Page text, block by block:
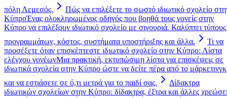
πόλη Λεμεσός.
Πώς να επιλέξετε το σωστό ιδιωτικό σχολείο
ΚύπροΈνας ολοκληρωμένος οδηγός που βοηθά τους γονείς στην
Κύπρο να επιλέξουν ιδιωτικό σχολείο με σιγουριά. Καλύπτει τύπους
προγραμμάτων, κόστος, συστήματα υποστήριξης και άλλα.
Τι να
προσέξετε όταν επισκέπτεστε ιδιωτικό σχολείο στην Κύπρο: Λίστα
ελέγχου γονέωνΜια πρακτική, εκτυπώσιμη λίστα για επισκέψεις σε
ιδιωτικά σχολεία στην Κύπρο ώστε να δείτε πέρα από το μάρκετινγκ
και να εστιάσετε σε ό,τι μετρά για το παιδί σας.
Δίδακτρα
ιδιωτικών σχολείων στην Κύπρο: δίδακτρα, έξτρα και άλλες